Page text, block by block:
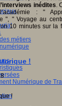
métiers
Numérique de
inédites.
: "
", " Voyage au
10 minutes sur la
!